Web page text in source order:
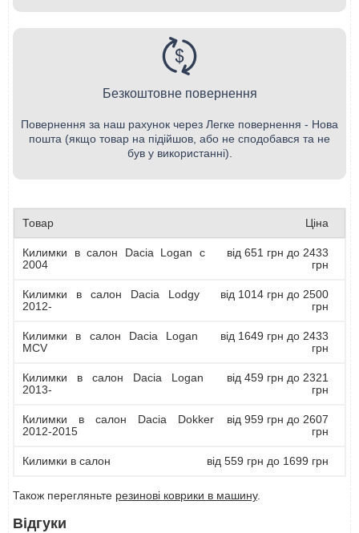
Безкоштовне повернення
Повернення за наш рахунок через Легке повернення - Нова
пошта (якщо товар на підійшов, або не сподобався та не
був у використанні).
Товар Ціна
Килимки в салон Dacia Logan с
2004
від 651 грн до 2433
грн
Килимки в салон Dacia Lodgy
2012-
від 1014 грн до 2500
грн
Килимки в салон Dacia Logan
MCV
від 1649 грн до 2433
грн
Килимки в салон Dacia Logan
2013-
від 459 грн до 2321
грн
Килимки в салон Dacia Dokker
2012-2015
від 959 грн до 2607
грн
Килимки в салон від 559 грн до 1699 грн
Також перегляньте резинові коврики в машину.
Відгуки